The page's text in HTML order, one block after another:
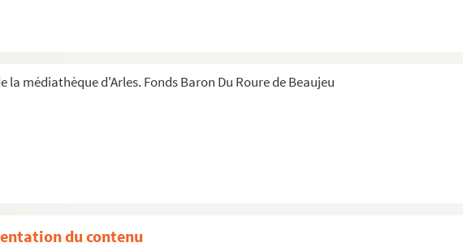
la médiathèque d'Arles. Fonds Baron Du Roure de Beaujeu
testament de noble Marc de Villelles, du lieu de...
du contenu